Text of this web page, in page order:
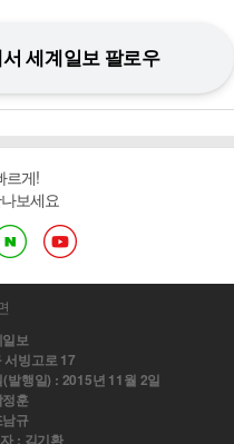
세계일보 팔로우
르게!
보세요
보
서빙고로 17
발행일) : 2015년 11월 2일
훈
규
: 김기환